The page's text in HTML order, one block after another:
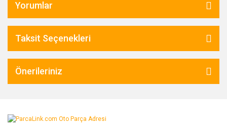
Yorumlar
Taksit Seçenekleri
Önerileriniz